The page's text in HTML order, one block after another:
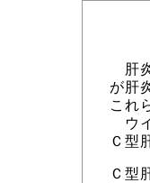
肝
が肝
これ
ウ
Ｃ型
Ｃ型